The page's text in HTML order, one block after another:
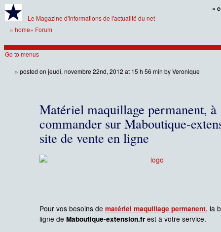
Le Magazine d'informations de l'actualité du net
»
» home» Forum
Go to menus
» posted on jeudi, novembre 22nd, 2012 at 15 h 56 min by Veronique
Matériel maquillage permanent, à
commander sur Maboutique-
site de vente en ligne
Pour vos besoins de matériel maquillage permanent, la
ligne de Maboutique-extension.fr est à votre service.